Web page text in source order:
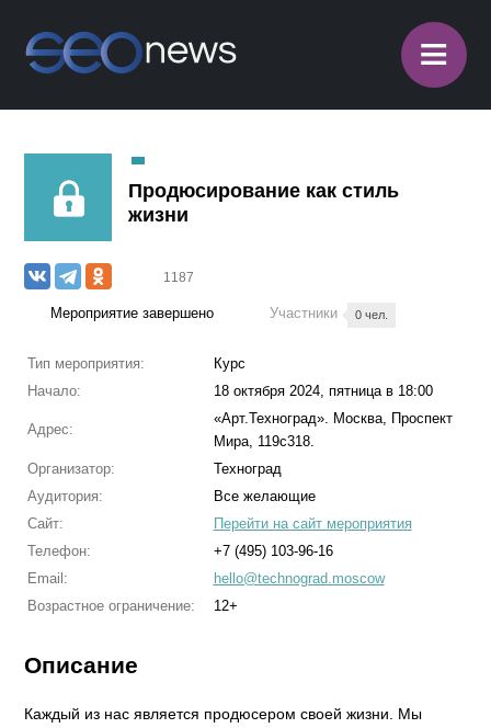
≡
Продюсирование как стиль
жизни
1187
Мероприятие завершено Участники 0 чел.
Тип мероприятия:
Курс
Начало:
18 октября 2024, пятница в 18:00
Адрес:
«Арт.Техноград». Москва, Проспект
Мира, 119с318.
Организатор:
Техноград
Аудитория:
Все желающие
Сайт:
Перейти на сайт мероприятия
Телефон:
+7 (495) 103-96-16
Email:
hello@technograd.moscow
Возрастное ограничение:
12+
Описание
Каждый из нас является продюсером своей жизни. Мы